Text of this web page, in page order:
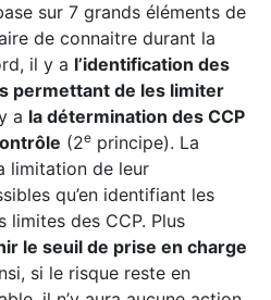
sur 7 grands éléments de
de connaitre durant la
il y a l’identification des
permettant de les limiter
a la détermination des CCP
(2e principe). La
limitation de leur
qu’en identifiant les
limites des CCP. Plus
le seuil de prise en charge
si le risque reste en